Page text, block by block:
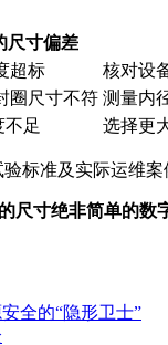
尺寸偏差
超标
核对设
圈尺寸不符 测量内
不足 选择更
标准及实际运维案
尺寸绝非简单的数
全的“隐形卫士”